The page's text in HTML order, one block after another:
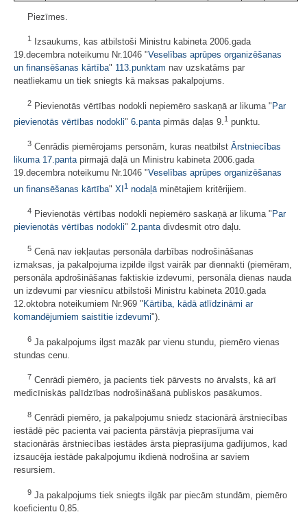
Piezīmes.
1
Izsaukums, kas atbilstoši Ministru kabineta 2006.gada
19.decembra noteikumu Nr.1046 "Veselības aprūpes organizēšanas
un finansēšanas kārtība" 113.punktam nav uzskatāms par
neatliekamu un tiek sniegts kā maksas pakalpojums.
2 Pievienotās vērtības nodokli nepiemēro saskaņā ar likuma "Par
pievienotās vērtības nodokli" 6.panta pirmās daļas 9. 1 punktu.
3 Cenrādis piemērojams personām, kuras neatbilst Ārstniecības
likuma 17.pantapirmajā daļā un Ministru kabineta 2006.gada
19.decembra noteikumu Nr.1046 "Veselības aprūpes organizēšanas
un finansēšanas kārtība" XI1 nodaļā minētajiem kritērijiem.
4 Pievienotās vērtības nodokli nepiemēro saskaņā ar likuma " Par
pievienotās vērtības nodokli" 2.panta divdesmit otro daļu.
5 Cenā nav iekļautas personāla darbības nodrošināšanas
izmaksas, ja pakalpojuma izpilde ilgst vairāk par diennakti (piemēram,
personāla apdrošināšanas faktiskie izdevumi, personāla dienas nauda
un izdevumi par viesnīcu atbilstoši Ministru kabineta 2010.gada
12.oktobra noteikumiem Nr.969 " Kārtība, kādā atlīdzināmi ar
komandējumiem saistītie izdevumi").
6 Ja pakalpojums ilgst mazāk par vienu stundu, piemēro vienas
stundas cenu.
7 Cenrādi piemēro, ja pacients tiek pārvests no ārvalsts, kā arī
medicīniskās palīdzības nodrošināšanā publiskos pasākumos.
8 Cenrādi piemēro, ja pakalpojumu sniedz stacionārā ārstniecības
iestādē pēc pacienta vai pacienta pārstāvja pieprasījuma vai
stacionārās ārstniecības iestādes ārsta pieprasījuma gadījumos, kad
izsaucēja iestāde pakalpojumu ikdienā nodrošina ar saviem
resursiem.
9 Ja pakalpojums tiek sniegts ilgāk par piecām stundām, piemēro
koeficientu 0,85.